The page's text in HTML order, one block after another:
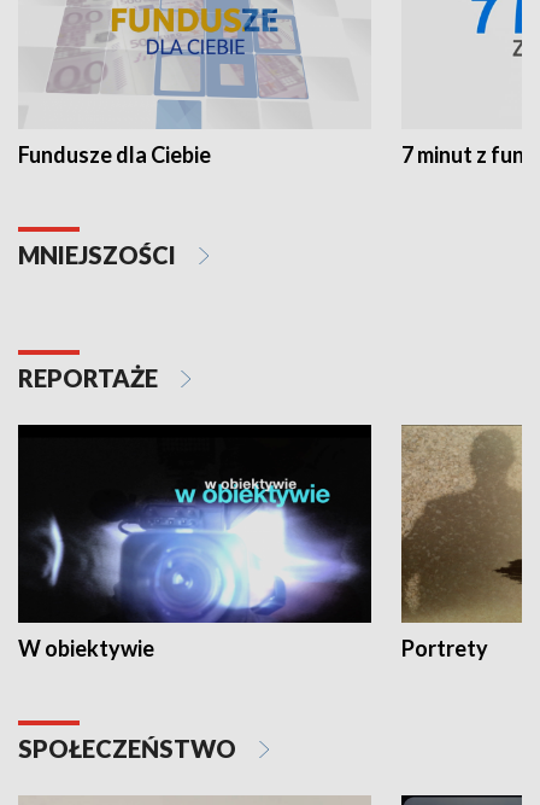
Fundusze dla Ciebie 7 minut z
MNIEJSZOŚCI
REPORTAŻE
W obiektywie Portrety
SPOŁECZEŃSTWO